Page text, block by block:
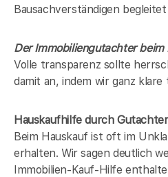
Bausachverständigen
Der Immobiliengutachter
Volle transparenz sollte
damit an, indem wir ganz
Hauskaufhilfe durch Gutachter
Beim Hauskauf ist oft im
erhalten. Wir sagen deutlich
Immobilien-Kauf-Hilfe